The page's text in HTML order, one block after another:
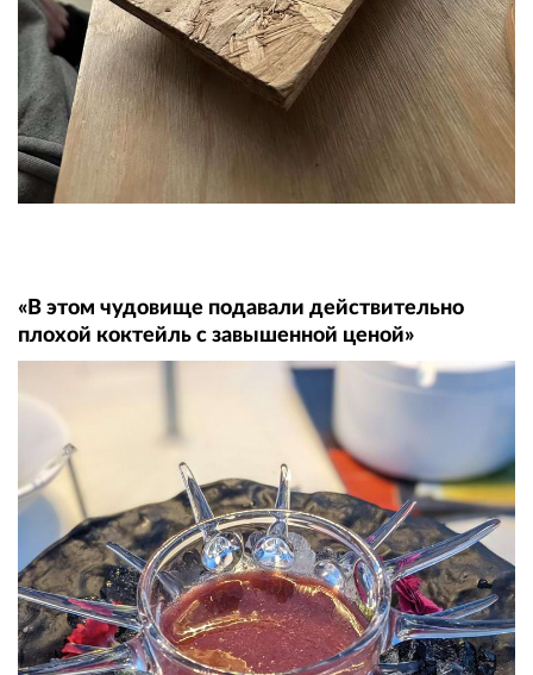
«В этом чудовище подавали действительно
плохой коктейль с завышенной ценой»